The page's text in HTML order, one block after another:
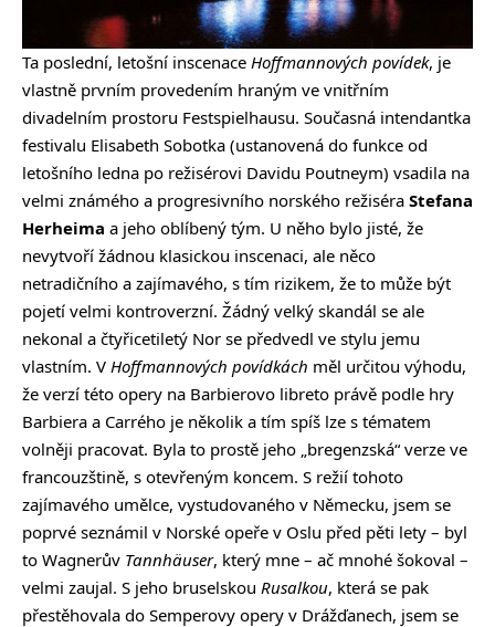
Ta poslední, letošní inscenace Hoffmannových povídek, je
vlastně prvním provedením hraným ve vnitřním
divadelním prostoru Festspielhausu. Současná intendantka
festivalu Elisabeth Sobotka (ustanovená do funkce od
letošního ledna po režisérovi Davidu Poutneym) vsadila na
velmi známého a progresivního norského režiséra Stefana
Herheima a jeho oblíbený tým. U něho bylo jisté, že
nevytvoří žádnou klasickou inscenaci, ale něco
netradičního a zajímavého, s tím rizikem, že to může být
pojetí velmi kontroverzní. Žádný velký skandál se ale
nekonal a čtyřicetiletý Nor se předvedl ve stylu jemu
vlastním. V Hoffmannových povídkách měl určitou výhodu,
že verzí této opery na Barbierovo libreto právě podle hry
Barbiera a Carrého je několik a tím spíš lze s tématem
volněji pracovat. Byla to prostě jeho „bregenzská“ verze ve
francouzštině, s otevřeným koncem. S režií tohoto
zajímavého umělce, vystudovaného v Německu, jsem se
poprvé seznámil v Norské opeře v Oslu před pěti lety – byl
to Wagnerův Tannhäuser, který mne – ač mnohé šokoval –
velmi zaujal. S jeho bruselskou Rusalkou, která se pak
přestěhovala do Semperovy opery v Drážďanech, jsem se